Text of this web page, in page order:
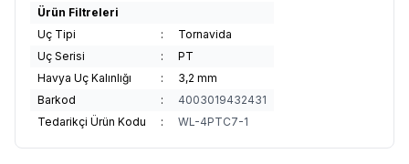
Ürün Filtreleri
Uç Tipi
:
Tornavida
Uç Serisi
:
PT
Havya Uç Kalınlığı
:
3,2 mm
Barkod
:
4003019432431
Tedarikçi Ürün Kodu
: WL-4PTC7-1